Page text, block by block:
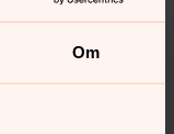
Om